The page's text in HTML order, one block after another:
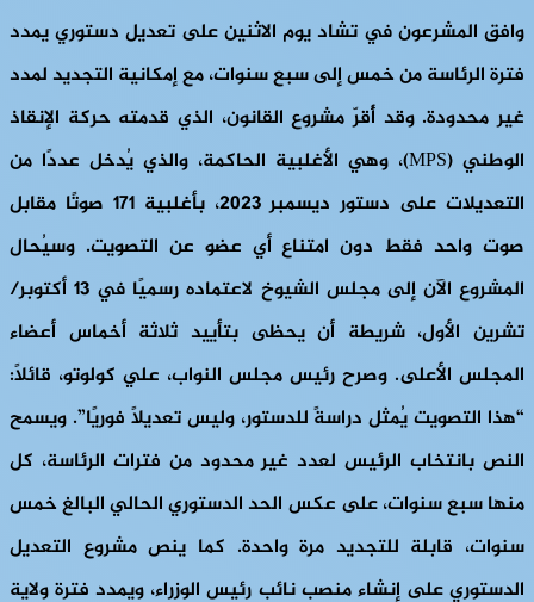
وافق المشرعون في تشاد يوم الاثنين على تعديل دستوري يمدد
فترة الرئاسة من خمس إلى سبع سنوات، مع إمكانية التجديد لمدد
غير محدودة. وقد أُقرّ مشروع القانون، الذي قدمته حركة الإنقاذ
الوطني (MPS)، وهي الأغلبية الحاكمة، والذي يُدخل عددًا من
التعديلات على دستور ديسمبر 2023، بأغلبية 171 صوتًا مقابل
صوت واحد فقط دون امتناع أي عضو عن التصويت. وسيُحال
المشروع الآن إلى مجلس الشيوخ لاعتماده رسميًا في 13 أكتوبر/
تشرين الأول، شريطة أن يحظى بتأييد ثلاثة أخماس أعضاء
المجلس الأعلى. وصرح رئيس مجلس النواب، علي كولوتو، قائلاً:
“هذا التصويت يُمثل دراسةً للدستور، وليس تعديلًا فوريًا”. ويسمح
النص بانتخاب الرئيس لعدد غير محدود من فترات الرئاسة، كل
منها سبع سنوات، على عكس الحد الدستوري الحالي البالغ خمس
سنوات، قابلة للتجديد مرة واحدة. كما ينص مشروع التعديل
الدستوري على إنشاء منصب نائب رئيس الوزراء، ويمدد فترة ولاية